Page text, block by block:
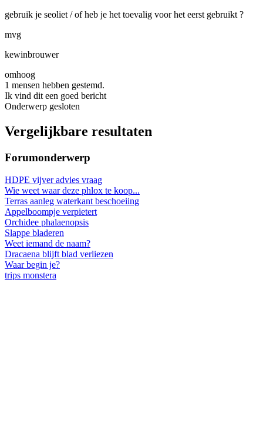
gebruik je seoliet / of heb je het toevalig voor het eerst gebruikt ?
mvg
kewinbrouwer
omhoog
1 mensen hebben gestemd.
Ik vind dit een goed bericht
Onderwerp gesloten
Vergelijkbare resultaten
Forumonderwerp
HDPE vijver advies vraag
Wie weet waar deze phlox te koop...
Terras aanleg waterkant beschoeiing
Appelboompje verpietert
Orchidee phalaenopsis
Slappe bladeren
Weet iemand de naam?
Dracaena blijft blad verliezen
Waar begin je?
trips monstera